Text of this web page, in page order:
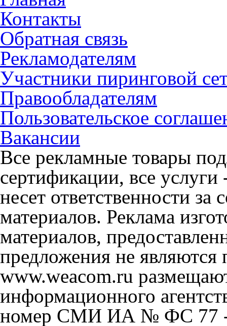
Контакты
Обратная связь
Рекламодателям
Участники пиринговой
Правообладателям
Пользовательское
Вакансии
Все рекламные товары
сертификации, все
несет ответственности
материалов. Реклама
материалов,
предложения не
www.weacom.ru
информационного
номер СМИ ИА № ФС 77 -